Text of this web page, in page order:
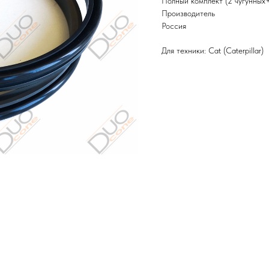
Производитель
Россия
Для техники: Cat (Caterpillar)